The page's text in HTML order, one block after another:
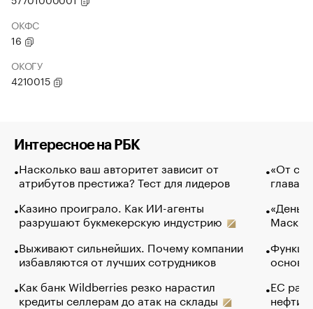
ОКФС
16
ОКОГУ
4210015
Интересное на РБК
Насколько ваш авторитет зависит от
атрибутов престижа? Тест для лидеров
Казино проиграло. Как ИИ-агенты
разрушают букмекерскую индустрию
Выживают сильнейших. Почему компании
избавляются от лучших сотрудников
Как банк Wildberries резко нарастил
кредиты селлерам до атак на склады
«От
глава
Маск в
основ
ЕС
нефти